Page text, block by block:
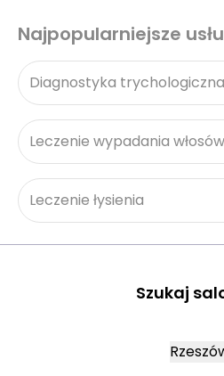
Najpopularniejsze
Diagnostyka trychologiczna
Leczenie wypadania włosów
Leczenie łysienia
Szukaj